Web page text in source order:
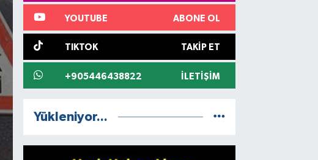
YOUTUBE ABONE OL
TIKTOK TAKIP ET
+905446438822 İLETIŞIM
Yükleniyor...